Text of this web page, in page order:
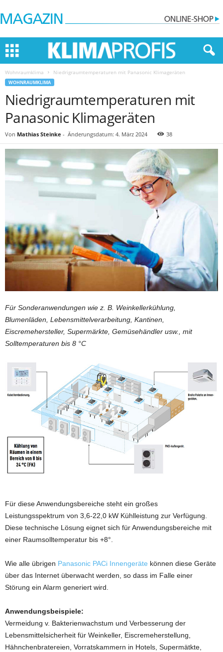
Wohnraumklima Niedrigraumtemperaturen mit Panasonic Klimageräten
WOHNRAUMKLIMA
Niedrigraumtemperaturen mit
Panasonic Klimageräten
Von Mathias Steinke - Änderungsdatum: 4. März 2024 38
Für Sonderanwendungen wie z. B. Weinkellerkühlung,
Blumenläden, Lebensmittelverarbeitung, Kantinen,
Eiscremehersteller, Supermärkte, Gemüsehändler usw., mit
Solltemperaturen bis 8 °C
Für diese Anwendungsbereiche steht ein großes
Leistungsspektrum von 3,6-22,0 kW Kühlleistung zur Verfügung.
Diese technische Lösung eignet sich für Anwendungsbereiche mit
einer Raumsolltemperatur bis +8°.
Wie alle übrigen Panasonic PACi Innengeräte können diese Geräte
über das Internet überwacht werden, so dass im Falle einer
Störung ein Alarm generiert wird.
Anwendungsbeispiele:
Vermeidung v. Bakterienwachstum und Verbesserung der
Lebensmittelsicherheit für Weinkeller, Eiscremeherstellung,
Hähnchenbratereien, Vorratskammern in Hotels, Supermätkte,